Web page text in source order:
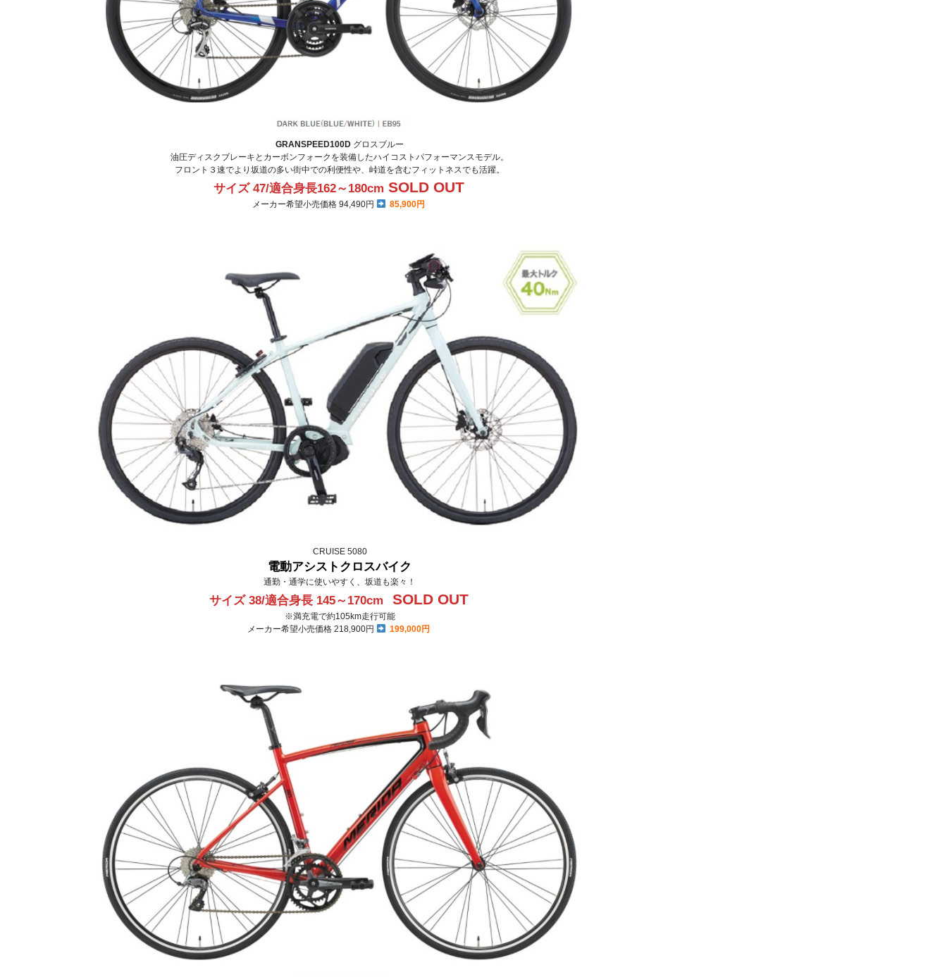
GRANSPEED100D グロスブルー
油圧ディスクブレーキとカーボンフォークを装備したハイコストパフォーマンスモデル。
フロント３速でより坂道の多い街中での利便性や、峠道を含むフィットネスでも活躍。
サイズ 47/適合身長162～180cm SOLD OUT
メーカー希望小売価格 94,490円 85,900円
CRUISE 5080
電動アシストクロスバイク
通勤・通学に使いやすく、坂道も楽々！
サイズ 38/適合身長 145～170cm SOLD OUT
※満充電で約105km走行可能
メーカー希望小売価格 218,900円
199,000円